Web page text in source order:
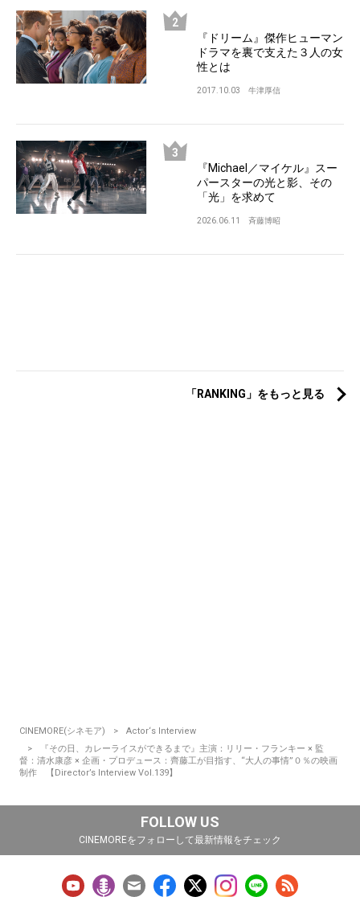
『ドリーム』傑作ヒューマン
ドラマを裏で支えた３人の女
性とは
2017.10.03 牛津厚信
『Michael／マイケル』スー
パースターの光と影、その
「光」を求めて
2026.06.11 斉藤博昭
「RANKING」をもっと見る
CINEMORE(シネモア)
Actor‘s Interview
『その日、カレーライスができるまで』主演：リリー・フランキー × 監
督：清水康彦 × 企画・プロデュース：齊藤工が目指す、“大人の事情”０％の映画
制作 【Director’s Interview Vol.139】
FOLLOW US
CINEMOREをフォローして最新情報をチェック